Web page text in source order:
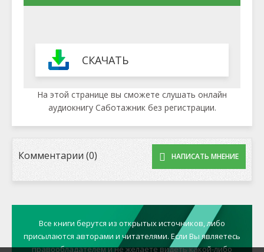
СКАЧАТЬ
На этой странице вы сможете слушать онлайн
аудиокнигу Саботажник без регистрации.
Комментарии (0) НАПИСАТЬ МНЕНИЕ
Все книги берутся из открытых источников, либо
присылаются авторами и читателями. Если Вы являетесь
правообладателем и не желаете видеть какой-либо